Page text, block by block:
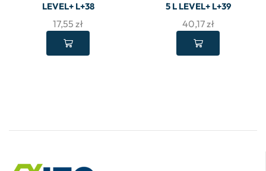
LEVEL+ L+38
17,55 zł
5 L LEVEL+ L+39
40,17zł